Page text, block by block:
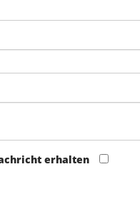
erhalten